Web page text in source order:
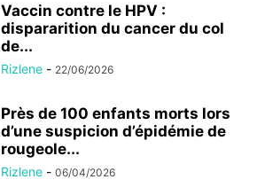
Vaccin contre le HPV :
dispararition du cancer du col
de...
Rizlene - 22/06/2026
Près de 100 enfants morts lors
d’une suspicion d’épidémie de
rougeole...
Rizlene - 06/04/2026